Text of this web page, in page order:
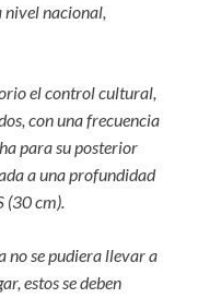
nivel nacional,
el control cultural,
con una frecuencia
para su posterior
a una profundidad
(30 cm).
no se pudiera llevar a
estos se deben